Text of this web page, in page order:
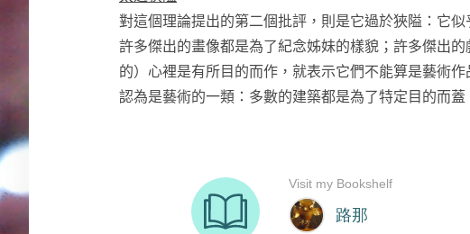
對這個理論提出的第二個批評，則是它過於狹隘：它
許多傑出的畫像都是為了紀念姊妹的樣貌；許多傑出
的）心裡是有所目的而作，就表示它們不能算是藝術
認為是藝術的一類：多數的建築都是為了特定目的而